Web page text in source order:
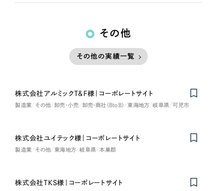
その他
その他の実績一覧
株式会社アルミックT&F様｜コーポレートサイト
製造業 その他 卸売・小売 卸売・商社（BtoB） 東海地方 岐阜県 可児市
Honorabl
e
Ment
i
on
株式会社ユイテック様｜コーポレートサイト
製造業 その他 東海地方 岐阜県 本巣郡
株式会社TKS様｜コーポレートサイト